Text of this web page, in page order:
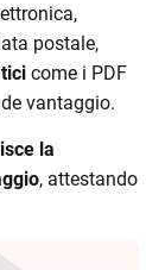
postale,
come i PDF
vantaggio.
la
, attestando